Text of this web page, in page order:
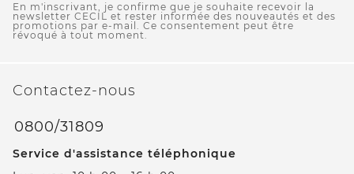
En m'inscrivant, je confirme que je souhaite recevoir la
newsletter CECIL et rester informée des nouveautés et des
promotions par e-mail. Ce consentement peut être
révoqué à tout moment.
Contactez-nous
0800/31809
Service d'assistance téléphonique